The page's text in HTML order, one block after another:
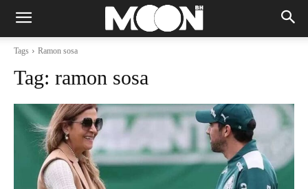
Tags Ramon sosa
Tag: ramon sosa